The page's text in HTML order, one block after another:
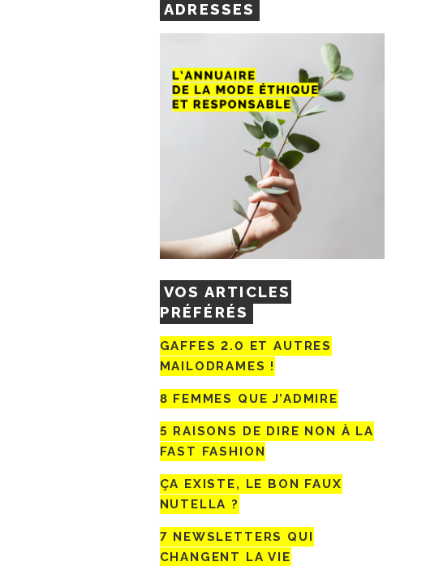
ADRESSES
VOS ARTICLES
PRÉFÉRÉS
GAFFES 2.0 ET AUTRES
MAILODRAMES !
8 FEMMES QUE J’ADMIRE
5 RAISONS DE DIRE NON À LA
FAST FASHION
ÇA EXISTE, LE BON FAUX
NUTELLA ?
7 NEWSLETTERS QUI
CHANGENT LA VIE